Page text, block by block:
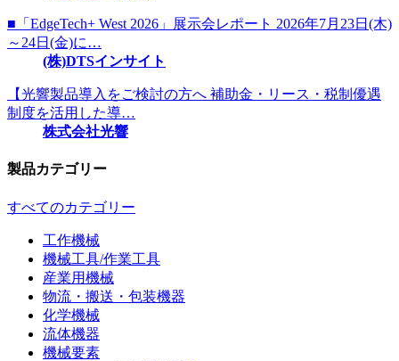
■「EdgeTech+ West 2026」展示会レポート 2026年7月23日(木)
～24日(金)に…
(株)DTSインサイト
【光響製品導入をご検討の方へ 補助金・リース・税制優遇
制度を活用した導…
株式会社光響
製品カテゴリー
すべてのカテゴリー
工作機械
機械工具/作業工具
産業用機械
物流・搬送・包装機器
化学機械
流体機器
機械要素